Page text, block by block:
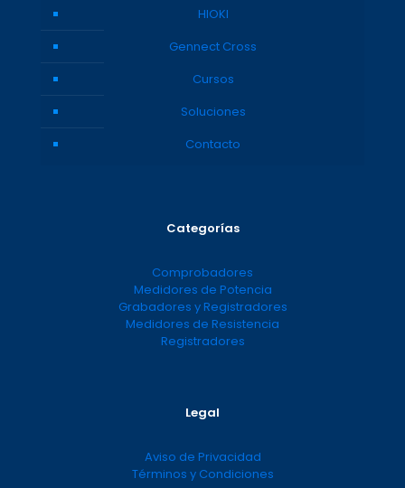
HIOKI
Gennect Cross
Cursos
Soluciones
Contacto
Categorías
Comprobadores
Medidores de Potencia
Grabadores y Registradores
Medidores de Resistencia
Registradores
Legal
Aviso de Privacidad
Términos y Condiciones